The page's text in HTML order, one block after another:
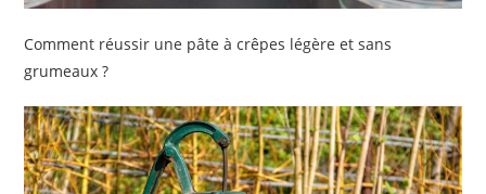
Comment réussir une pâte à crêpes légère et sans
grumeaux ?